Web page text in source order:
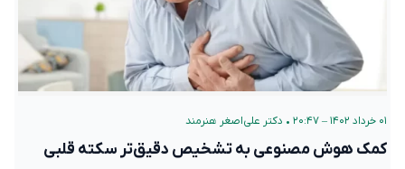
۰۱ خرداد ۱۴۰۲ – ۲۰:۴۷ • دکتر علی‌اصغر هنرمند
کمک هوش مصنوعی به تشخیص دقیق‌تر سکته قلبی